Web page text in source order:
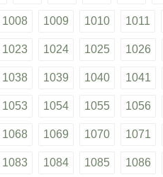
1008 1009 1010 1011
1023 1024 1025 1026
1038 1039 1040 1041
1053 1054 1055 1056
1068 1069 1070 1071
1083 1084 1085 1086